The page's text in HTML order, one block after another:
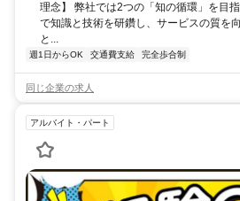
理念】 弊社では2つの「知の循環」を目
で知識と技術を研鑽し、サービスの質を
と...
週1日からOK 交通費支給 完全歩合制
同じ企業の求人
アルバイト・パート